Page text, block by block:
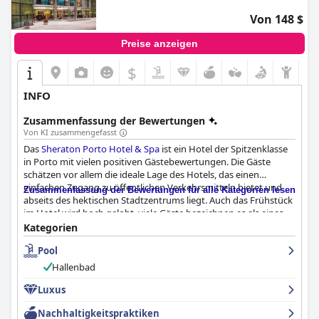
Von 148 $
Preise anzeigen
$
INFO
Zusammenfassung der Bewertungen
Von KI zusammengefasst
DasSheraton Porto Hotel & Spa ist ein Hotel der Spitzenklasse
in Porto mit vielen positiven Gästebewertungen. Die Gäste
schätzen vor allem die ideale Lage des Hotels, das einen
einfachen Zugang zu öffentlichen Verkehrsmitteln bietet und
abseits des hektischen Stadtzentrums liegt. Auch das Frühstück
im Hotel wird hoch gelobt, viele Gäste bezeichnen es als eines
der besten Hotelfrühstücke, das sie je hatten. Die Qualität der
Mahlzeiten und die Sauberkeit des Hotels wurden von den
Gästen ebenfalls gelobt. Das Personal wird als professionell und
zuvorkommend beschrieben, und die Spa-Einrichtungen sorgen
einiger Bedenken in Bezug auf das Parken und kleinerer
Zimmerservice zeigen sich die Gäste insgesamt beeindruckt
Zusammenfassung der Bewertungen für alle Kategorien lesen
Kategorien
Pool
Hallenbad
Luxus
Nachhaltigkeitspraktiken